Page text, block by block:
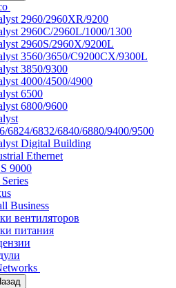
2960/2960XR/9200
2960C/2960L/1000/1300
2960S/2960X/9200L
3560/3650/C9200CX/9300L
3850/9300
4000/4500/4900
6500
6800/9600
6824/6832/6840/6880/9400/9500
Digital Building
Ethernet
9000
Business
вентиляторов
питания